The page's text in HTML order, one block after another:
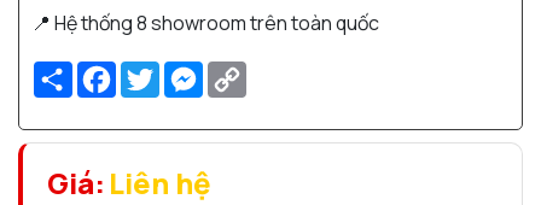
📍 Hệ thống 8 showroom trên toàn quốc
Share Facebook
TwitterMessenger
Giá: Liên hệ